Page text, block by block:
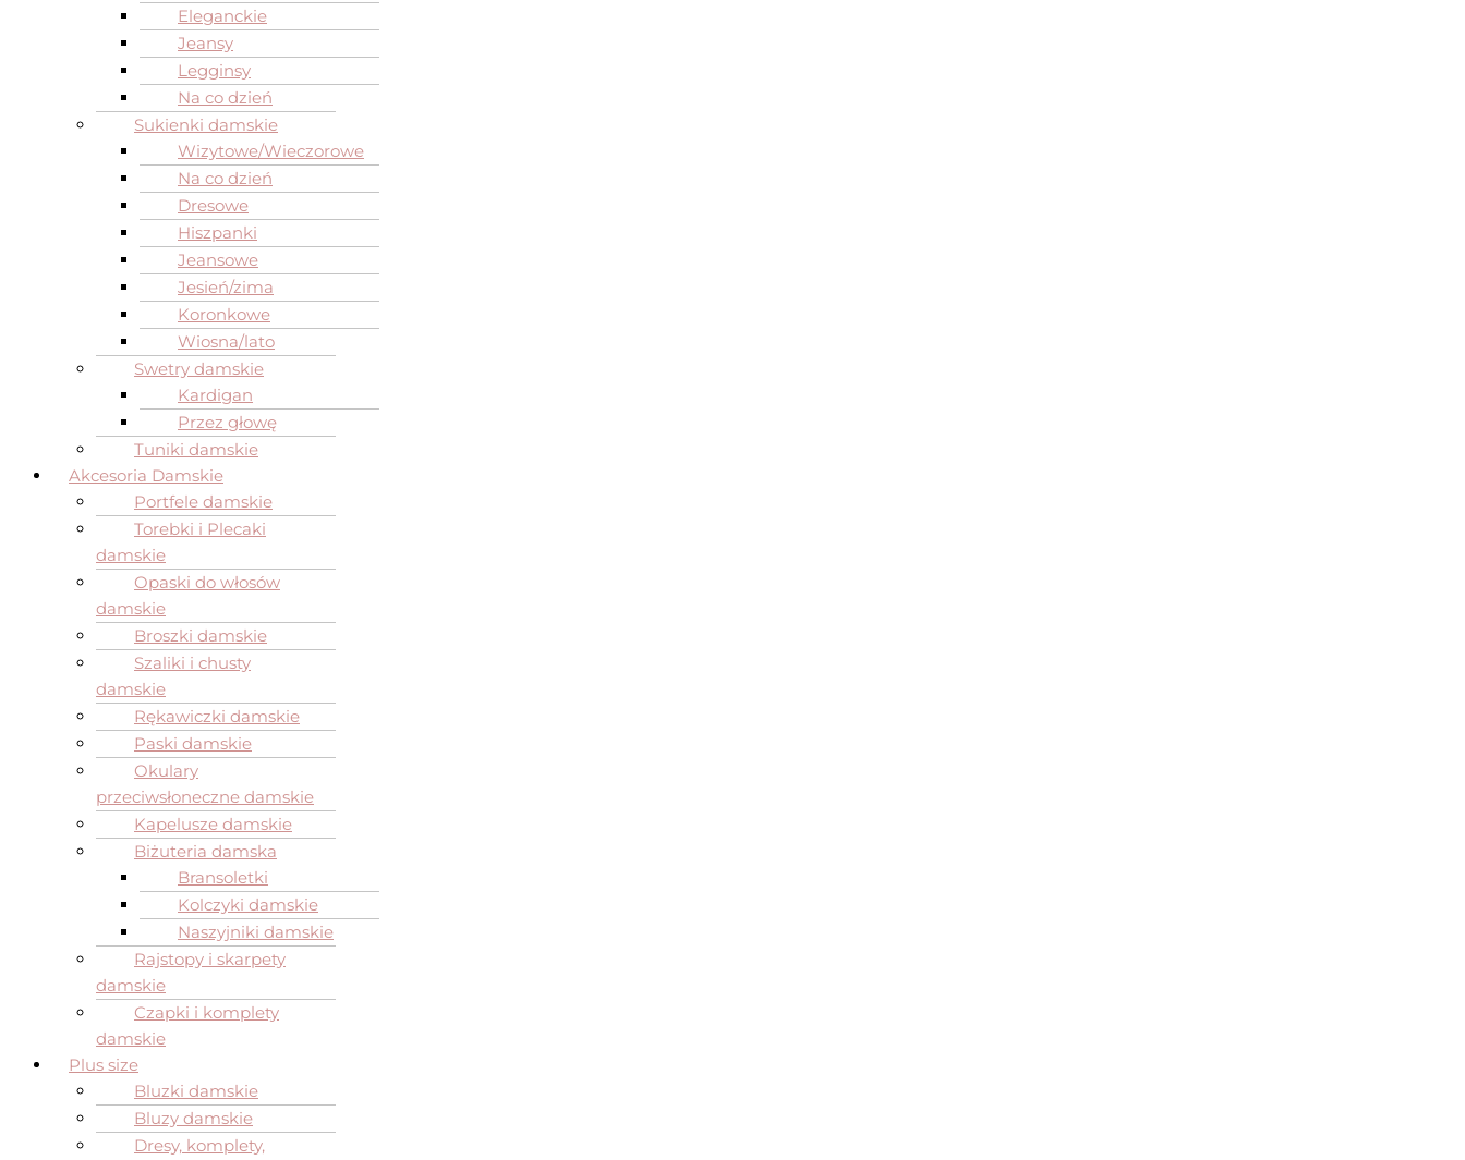
Eleganckie
Jeansy
Legginsy
Na co dzień
Sukienki damskie
Wizytowe/Wieczorowe
Na co dzień
Dresowe
Hiszpanki
Jeansowe
Jesień/zima
Koronkowe
Wiosna/lato
Swetry damskie
Kardigan
Przez głowę
Tuniki damskie
Akcesoria Damskie
Portfele damskie
Torebki i Plecaki
damskie
Opaski do włosów
damskie
Broszki damskie
Szaliki i chusty
damskie
Rękawiczki damskie
Paski damskie
Okulary
przeciwsłoneczne damskie
Kapelusze damskie
Biżuteria damska
Bransoletki
Kolczyki damskie
Naszyjniki damskie
Rajstopy i skarpety
damskie
Czapki i komplety
damskie
Plus size
Bluzki damskie
Bluzy damskie
Dresy, komplety,